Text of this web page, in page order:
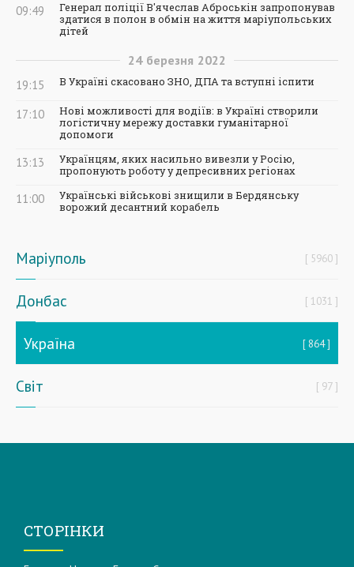
09:49
Генерал поліції В'ячеслав Аброськін запропонував
здатися в полон в обмін на життя маріупольських
дітей
24 березня 2022
19:15 В Україні скасовано ЗНО, ДПА та вступні іспити
17:10
Нові можливості для водіїв: в Україні створили
логістичну мережу доставки гуманітарної
допомоги
13:13
Українцям, яких насильно вивезли у Росію,
пропонують роботу у депресивних регіонах
11:00
Українські військові знищили в Бердянську
ворожий десантний корабель
Маріуполь 5960
Донбас 1031
Україна 864
Світ 97
СТОРІНКИ